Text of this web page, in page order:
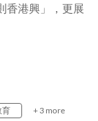
香港興」，更展
育 + 3 more